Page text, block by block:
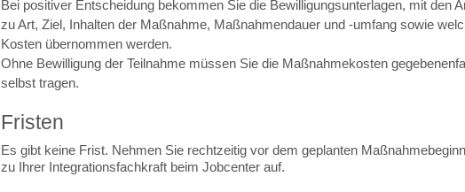
Bei positiver Entscheidung bekommen Sie die Bewilligungsunterlagen, mit den
zu Art, Ziel, Inhalten der Maßnahme, Maßnahmendauer und -umfang sowie
Kosten übernommen werden.
Ohne Bewilligung der Teilnahme müssen Sie die Maßnahmekosten
selbst tragen.
Fristen
Es gibt keine Frist. Nehmen Sie rechtzeitig vor dem geplanten
zu Ihrer Integrationsfachkraft beim Jobcenter auf.